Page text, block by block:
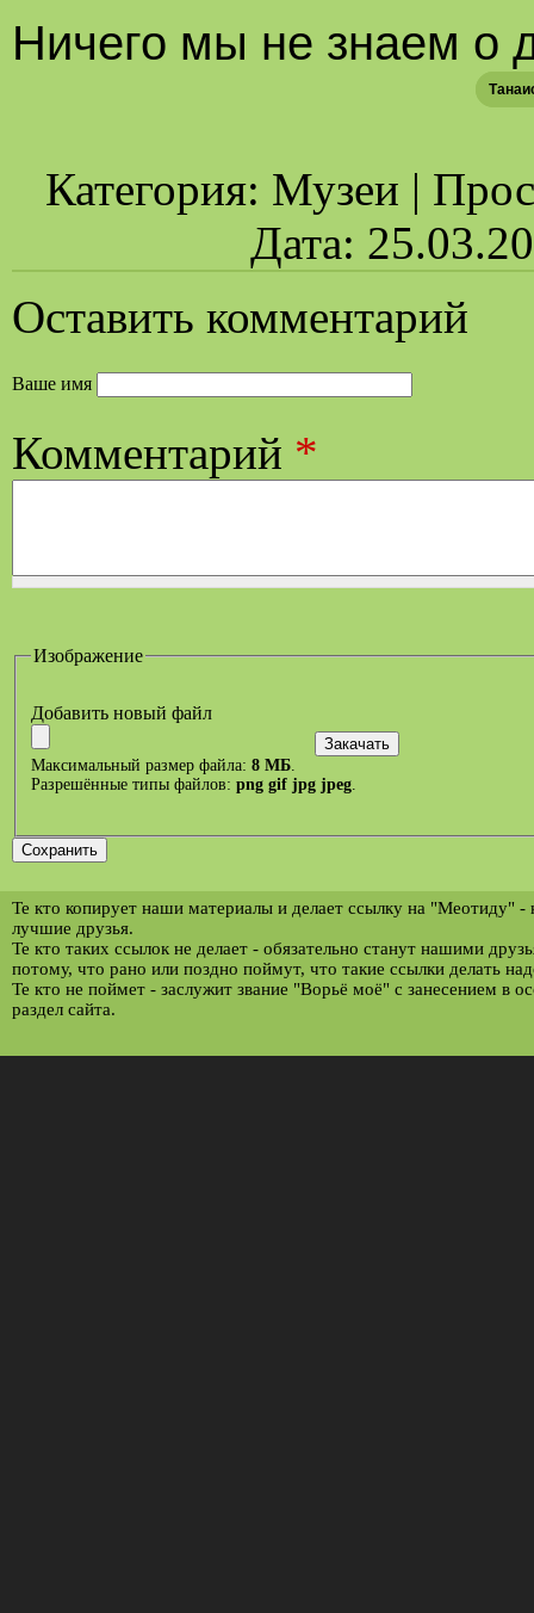
Ничего мы не знаем о
Категория: Музеи |
Дата:
Оставить комментарий
Ваше имя
Комментарий *
Изображение
Добавить новый файл
Максимальный размер файла: 8 МБ
Разрешённые типы файлов: png gif jpg jpeg
Те кто копирует наши материалы и делает ссылку на "Меотиду" -
лучшие друзья.
Те кто таких ссылок не делает - обязательно станут нашими
потому, что рано или поздно поймут, что такие ссылки делать
Те кто не поймет - заслужит звание "Ворьё моё" с занесением в
раздел сайта.